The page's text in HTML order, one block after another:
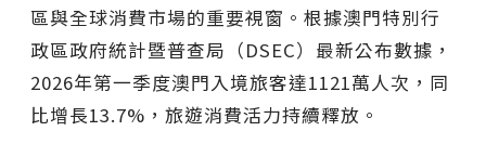
區與全球消費市場的重要視窗。根據澳門特別行
政區政府統計暨普查局（DSEC）最新公布數據，
2026年第一季度澳門入境旅客達1121萬人次，同
比增長13.7%，旅遊消費活力持續釋放。